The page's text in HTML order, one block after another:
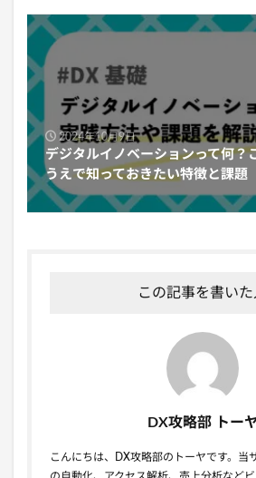
2024年10月9日
デジタルイノベーションって何？
うえで知っておきたい特徴と課題
この記事を書いた
DX攻略部 トー
こんにちは、DX攻略部のトーヤです。当